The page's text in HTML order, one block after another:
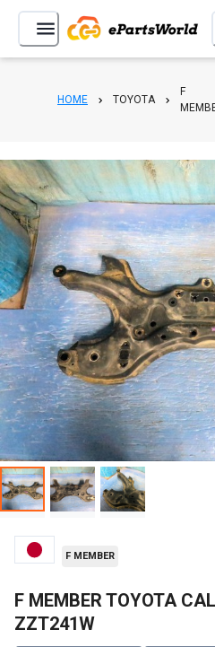
HOME TOYOTA
F
F MEMBER
F MEMBER TOYOTA
ZZT241W